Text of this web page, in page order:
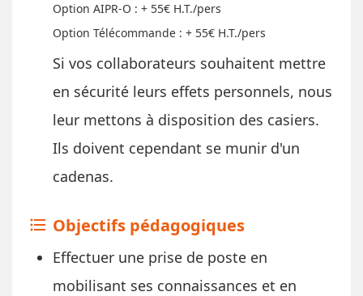
Option AIPR-O : + 55€ H.T./pers
Option Télécommande : + 55€ H.T./pers
​Si vos collaborateurs souhaitent mettre
en sécurité leurs effets personnels, nous
leur mettons à disposition des casiers.
Ils doivent cependant se munir d'un
cadenas.
format_list_bulleted Objectifs pédagogiques
Effectuer une prise de poste en
mobilisant ses connaissances et en